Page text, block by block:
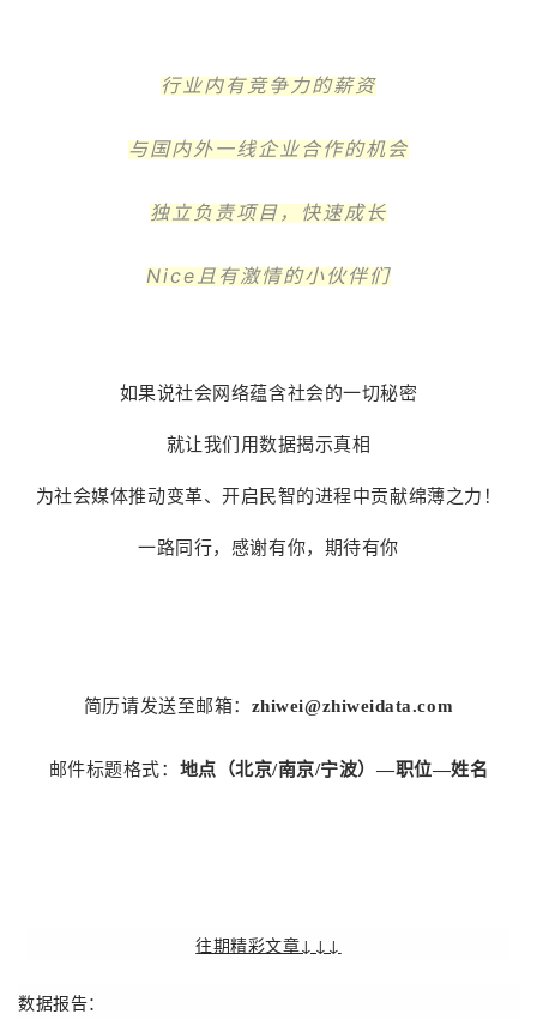
行业内有竞争力的薪资
与国内外一线企业合作的机会
独立负责项目，快速成长
Nice且有激情的小伙伴们
如果说社会网络蕴含社会的一切秘密
就让我们用数据揭示真相
为社会媒体推动变革、开启民智的进程中贡献绵薄之力！
一路同行，感谢有你，期待有你
简历请发送至邮箱： zhiwei@zhiweidata.com
邮件标题格式： 地点（北京/南京/宁波）—职位—姓名
往期精彩文章↓↓↓
数据报告：